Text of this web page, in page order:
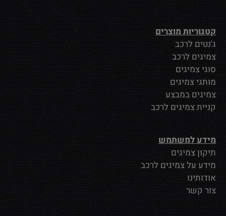
קטגוריות מוצרים
ג'נטים לרכב
צמיגים לרכב
סוגי צמיגים
מותגי צמיגים
צמיגים במבצע
קניית צמיגים לרכב
מידע למשתמש
תיקון צמיגים
מידע על צמיגים לרכב
אודותינו
צור קשר